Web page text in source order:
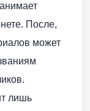
После,
может
лишь